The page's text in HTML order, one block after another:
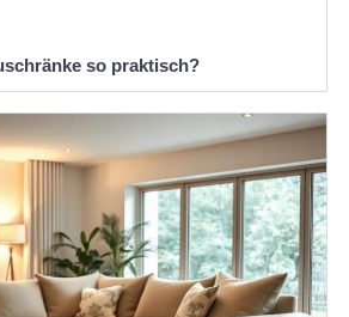
so praktisch?